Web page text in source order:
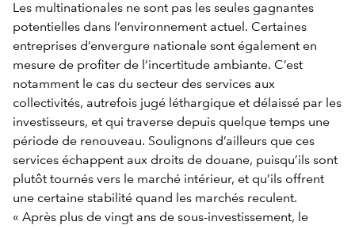
Les multinationales ne sont pas les seules gagnantes
potentielles dans l’environnement actuel. Certaines
entreprises d’envergure nationale sont également en
mesure de profiter de l’incertitude ambiante. C’est
notamment le cas du secteur des services aux
collectivités, autrefois jugé léthargique et délaissé par les
investisseurs, et qui traverse depuis quelque temps une
période de renouveau. Soulignons d’ailleurs que ces
services échappent aux droits de douane, puisqu’ils sont
plutôt tournés vers le marché intérieur, et qu’ils offrent
une certaine stabilité quand les marchés reculent.
« Après plus de vingt ans de sous-investissement, le